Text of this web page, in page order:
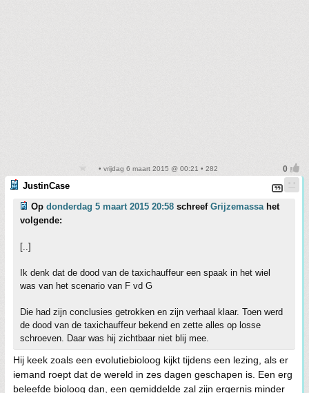
• vrijdag 6 maart 2015 @ 00:21 • 282
JustinCase
Op donderdag 5 maart 2015 20:58 schreef Grijzemassa het
volgende:
[..]
Ik denk dat de dood van de taxichauffeur een spaak in het wiel
was van het scenario van F vd G
Die had zijn conclusies getrokken en zijn verhaal klaar. Toen werd
de dood van de taxichauffeur bekend en zette alles op losse
schroeven. Daar was hij zichtbaar niet blij mee.
Hij keek zoals een evolutiebioloog kijkt tijdens een lezing, als er
iemand roept dat de wereld in zes dagen geschapen is. Een erg
beleefde bioloog dan, een gemiddelde zal zijn ergernis minder